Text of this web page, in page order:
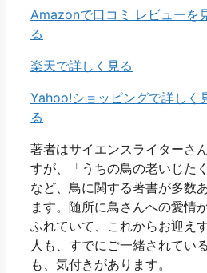
Amazonで口コミ レビューを
る
楽天で詳しく見る
Yahoo!ショッピングで詳しく
る
著者はサイエンスライターさ
すが、「うちの鳥の老いじたく
など、鳥に関する著書が多数
ます。随所に鳥さんへの愛情
ふれていて、これからお迎え
人も、すでにご一緒されてい
も、気付きがあります。